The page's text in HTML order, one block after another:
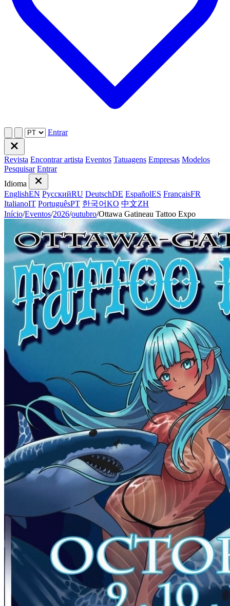
Entrar
Revista Encontrar artista Eventos Tatuagens Empresas Modelos
Pesquisar Entrar
Idioma
EnglishEN РусскийRU DeutschDE EspañolES FrançaisFR
ItalianoIT PortuguêsPT 한국어KO 中文ZH
Início/Eventos/2026/outubro/Ottawa Gatineau Tattoo Expo